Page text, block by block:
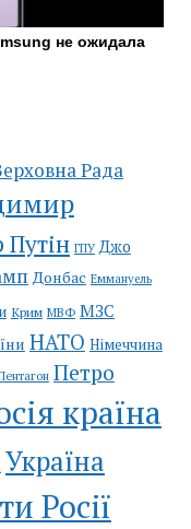
не ожидала
Рада
ГПУ Джо
Донбас Еммануель
Крим МВФ МЗС
НАТО Німеччина
Петро
країна
Україна
Росії